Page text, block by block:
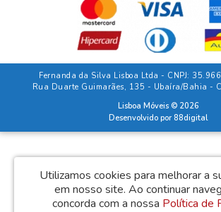
Fernanda da Silva Lisboa Ltda - CNPJ:
Rua Duarte Guimarães, 135 - Ubaíra/Bahia -
Lisboa Móveis © 2026
Desenvolvido por 88digital
Utilizamos cookies para melhorar a
em nosso site. Ao continuar
concorda com a nossa Política de